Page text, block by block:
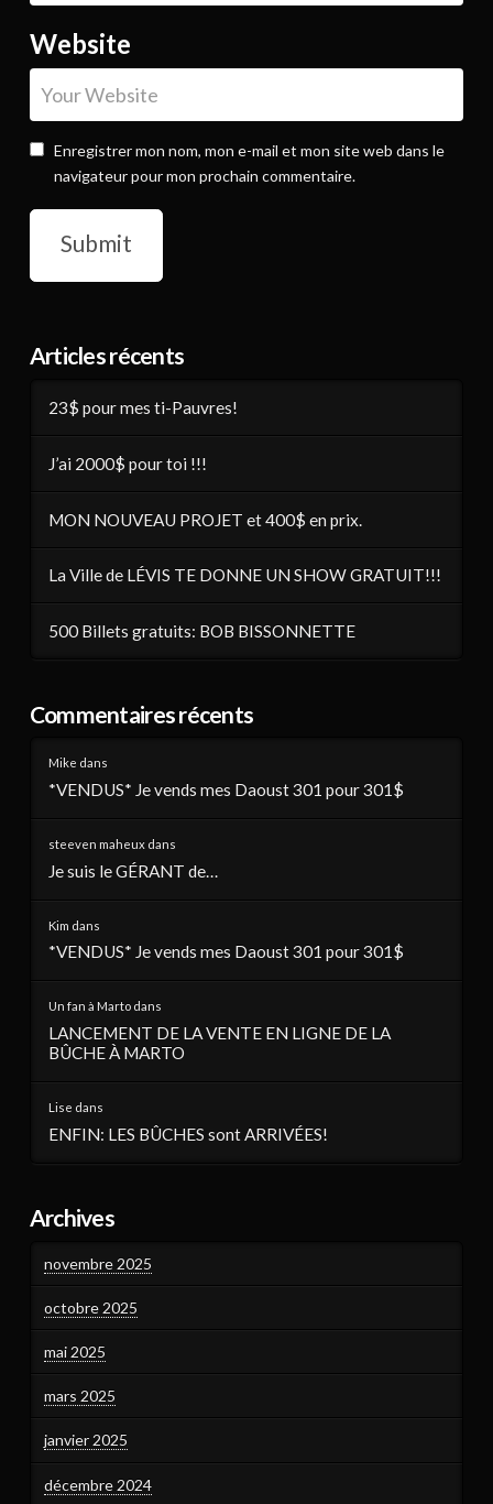
Website
Enregistrer mon nom, mon e-mail et mon site web dans le
navigateur pour mon prochain commentaire.
Articles récents
23$ pour mes ti-Pauvres!
J’ai 2000$ pour toi !!!
MON NOUVEAU PROJET et 400$ en prix.
La Ville de LÉVIS TE DONNE UN SHOW GRATUIT!!!
500 Billets gratuits: BOB BISSONNETTE
Commentaires récents
Mike dans
*VENDUS* Je vends mes Daoust 301 pour 301$
steeven maheuxdans
Je suis le GÉRANT de…
Kim dans
*VENDUS* Je vends mes Daoust 301 pour 301$
Un fan à Martodans
LANCEMENT DE LA VENTE EN LIGNE DE LA
BÛCHE À MARTO
Lise dans
ENFIN: LES BÛCHES sont ARRIVÉES!
Archives
novembre 2025
octobre 2025
mai 2025
mars 2025
janvier 2025
décembre 2024